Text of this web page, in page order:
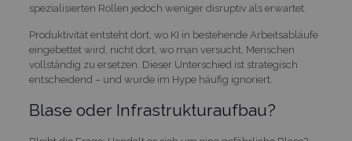
spezialisierten Rollen jedoch weniger disruptiv als erwartet.
Produktivität entsteht dort, wo KI in bestehende Arbeitsabläufe
eingebettet wird, nicht dort, wo man versucht, Menschen
vollständig zu ersetzen. Dieser Unterschied ist strategisch
entscheidend – und wurde im Hype häufig ignoriert.
Blase oder Infrastrukturaufbau?